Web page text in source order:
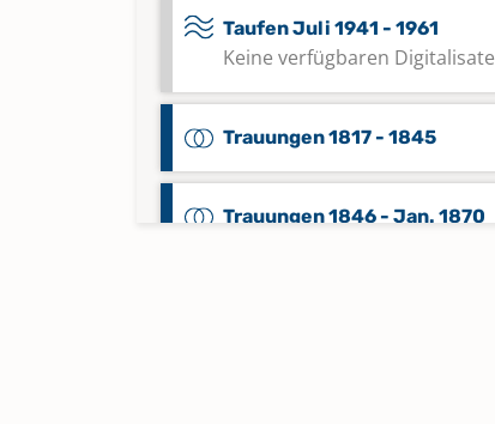
Taufen Juli 1941 - 1961
Keine verfügbaren Digitalisate
Trauungen 1817 - 1845
Trauungen 1846 - Jan. 1870